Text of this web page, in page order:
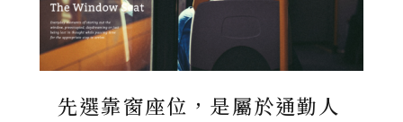
先選靠窗座位，是屬於通勤人